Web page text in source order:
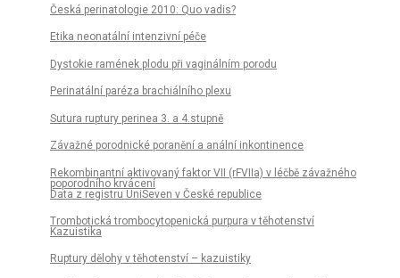
Česká perinatologie 2010: Quo vadis?
Etika neonatální intenzivní péče
Dystokie ramének plodu při vaginálním porodu
Perinatální paréza brachiálního plexu
Sutura ruptury perinea 3. a 4.stupně
Závažné porodnické poranění a anální inkontinence
Rekombinantní aktivovaný faktor VII (rFVIIa) v léčbě závažného
poporodního krvácení
Data z registru UniSeven v České republice
Trombotická trombocytopenická purpura v těhotenství
Kazuistika
Ruptury dělohy v těhotenství – kazuistiky